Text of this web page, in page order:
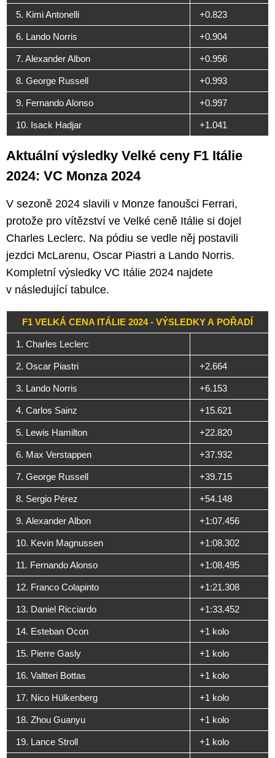
5. Kimi Antonelli +0.823
6. Lando Norris +0.904
7. Alexander Albon +0.956
8. George Russell +0.993
9. Fernando Alonso +0.997
10. Isack Hadjar +1.041
Aktuální výsledky Velké ceny F1 Itálie
2024: VC Monza 2024
V sezoně 2024 slavili v Monze fanoušci Ferrari,
protože pro vítězství ve Velké ceně Itálie si dojel
Charles Leclerc. Na pódiu se vedle něj postavili
jezdci McLarenu, Oscar Piastri a Lando Norris.
Kompletní výsledky VC Itálie 2024 najdete
v následující tabulce.
F1 VELKÁ CENA ITÁLIE 2024 - VÝSLEDKY A POŘADÍ
1. Charles Leclerc
2. Oscar Piastri +2.664
3. Lando Norris +6.153
4. Carlos Sainz +15.621
5. Lewis Hamilton +22.820
6. Max Verstappen +37.932
7. George Russell +39.715
8. Sergio Pérez +54.148
9. Alexander Albon +1:07.456
10. Kevin Magnussen +1:08.302
11. Fernando Alonso +1:08.495
12. Franco Colapinto +1:21.308
13. Daniel Ricciardo +1:33.452
14. Esteban Ocon +1 kolo
15. Pierre Gasly +1 kolo
16. Valtteri Bottas +1 kolo
17. Nico Hülkenberg +1 kolo
18. Zhou Guanyu +1 kolo
19. Lance Stroll +1 kolo